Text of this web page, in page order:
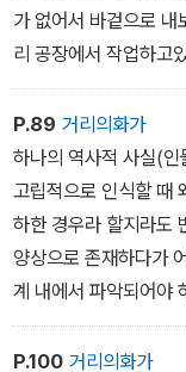
가 없어서 바겉으로 내
리 공장에서 작업하고
서 제품과 함께 실려
한 일입니다. 아무리
빨‘ 에 질겁했을 광경
다.
나는 징역 사는 동안
는 치과의 그 유리병
도 하고 또 어떤것은
생각해보면 비단 이빨
들의심신의 일부분을
P.89 거리의화가
하나의 역사적 사실(
고립적으로 인식할 때
하한 경우라 할지라도
양상으로 존재하다가
계 내에서 파악되어야
의 가치 규준에 조응시
그것의 인식기초로 삼
P.100 거리의화가